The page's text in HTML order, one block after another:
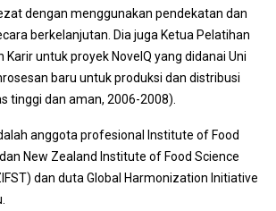
dengan menggunakan pendekatan dan
berkelanjutan. Dia juga Ketua Pelatihan
untuk proyek NovelQ yang didanai Uni
baru untuk produksi dan distribusi
tinggi dan aman, 2006-2008).
anggota profesional Institute of Food
New Zealand Institute of Food Science
dan duta Global Harmonization Initiative